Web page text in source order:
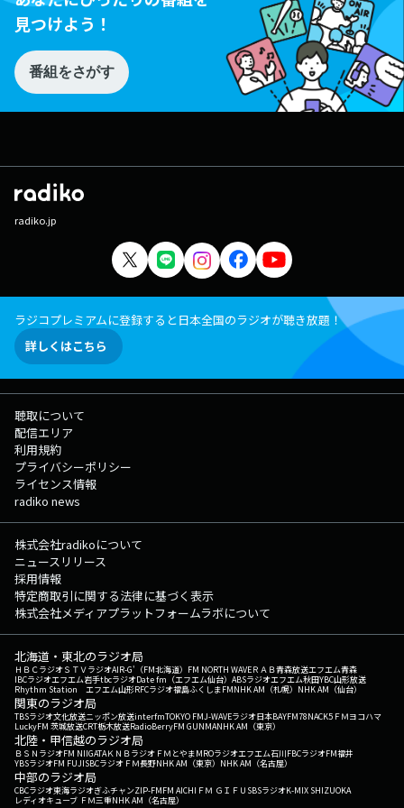
見つけよう！
番組をさがす
radiko.jp
ラジコプレミアムに登録すると日本全国のラジオが聴き放題！
詳しくはこちら
聴取について
配信エリア
利用規約
プライバシーポリシー
ライセンス情報
radiko news
株式会社radikoについて
ニュースリリース
採用情報
特定商取引に関する法律に基づく表示
株式会社メディアプラットフォームラボについて
北海道・東北のラジオ局
ＨＢＣラジオＳＴＶラジオAIR-G'（FM北海道） FM NORTH WAVEＲＡＢ青森放送エフエム青森
IBCラジオエフエム岩手tbcラジオDate fm（エフエム仙台） ABSラジオエフエム秋田YBC山形放送
Rhythm Station エフエム山形RFCラジオ福島ふくしまFMNHK AM（札幌） NHK AM（仙台）
関東のラジオ局
TBSラジオ文化放送ニッポン放送interfmTOKYO FMJ-WAVEラジオ日本BAYFM78NACK5 ＦＭヨコハマ
LuckyFM 茨城放送CRT栃木放送RadioBerryFM GUNMANHK AM（東京）
北陸・甲信越のラジオ局
ＢＳＮラジオFM NIIGATAＫＮＢラジオ ＦＭとやまMROラジオエフエム石川FBCラジオFM福井
YBSラジオFM FUJISBCラジオ ＦＭ長野NHK AM（東京） NHK AM（名古屋）
中部のラジオ局
CBCラジオ東海ラジオぎふチャンZIP-FMFM AICHI ＦＭ ＧＩＦＵ SBSラジオK-MIX SHIZUOKA
レディオキューブ ＦＭ三重NHK AM（名古屋）